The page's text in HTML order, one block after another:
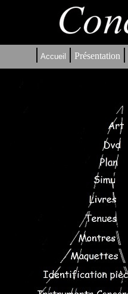
| Accueil | Présentation |